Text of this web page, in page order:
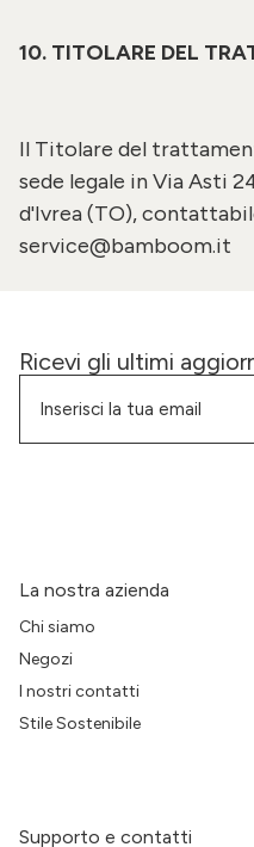
10. TITOLARE DEL
Il Titolare del
sede legale in Via Asti
d'Ivrea (TO),
service@bamboom.it
Ricevi gli ultimi
La nostra azienda
Chi siamo
Negozi
I nostri contatti
Stile Sostenibile
Supporto e contatti